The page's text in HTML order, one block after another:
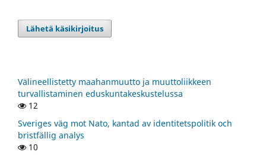
Lähetä käsikirjoitus
Välineellistetty maahanmuutto ja muuttoliikkeen
turvallistaminen eduskuntakeskustelussa
12
Sveriges väg mot Nato, kantad av identitetspolitik och
bristfällig analys
10